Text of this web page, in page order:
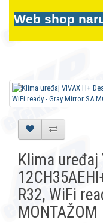
Web shop
Klima uređaj
R32, WiFi
MONTAŽOM